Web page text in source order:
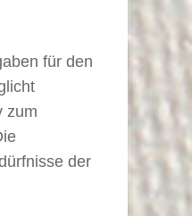
für den
zum
der